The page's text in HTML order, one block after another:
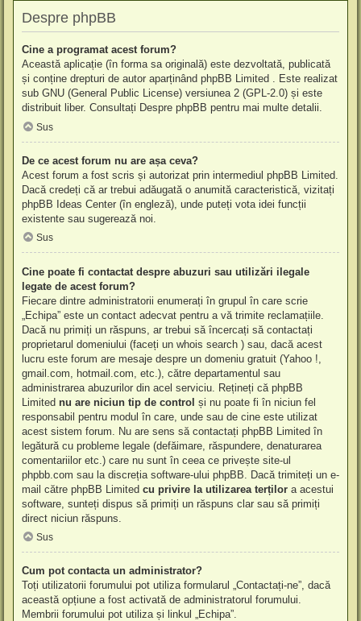
Despre phpBB
Cine a programat acest forum?
Această aplicație (în forma sa originală) este dezvoltată, publicată
și conține drepturi de autor aparținând phpBB Limited . Este realizat
sub GNU (General Public License) versiunea 2 (GPL-2.0) și este
distribuit liber. Consultați Despre phpBB pentru mai multe detalii.
Sus
De ce acest forum nu are așa ceva?
Acest forum a fost scris și autorizat prin intermediul phpBB Limited.
Dacă credeți că ar trebui adăugată o anumită caracteristică, vizitați
phpBB Ideas Center (în engleză), unde puteți vota idei funcții
existente sau sugerează noi.
Sus
Cine poate fi contactat despre abuzuri sau utilizări ilegale
legate de acest forum?
Fiecare dintre administratorii enumerați în grupul în care scrie
„Echipa” este un contact adecvat pentru a vă trimite reclamațiile.
Dacă nu primiți un răspuns, ar trebui să încercați să contactați
proprietarul domeniului (faceți un whois search ) sau, dacă acest
lucru este forum are mesaje despre un domeniu gratuit (Yahoo !,
gmail.com, hotmail.com, etc.), către departamentul sau
administrarea abuzurilor din acel serviciu. Rețineți că phpBB
Limited nu are niciun tip de control și nu poate fi în niciun fel
responsabil pentru modul în care, unde sau de cine este utilizat
acest sistem forum. Nu are sens să contactați phpBB Limited în
legătură cu probleme legale (defăimare, răspundere, denaturarea
comentariilor etc.) care nu sunt în ceea ce privește site-ul
phpbb.com sau la discreția software-ului phpBB. Dacă trimiteți un e-
mail către phpBB Limited cu privire la utilizarea terților a acestui
software, sunteți dispus să primiți un răspuns clar sau să primiți
direct niciun răspuns.
Sus
Cum pot contacta un administrator?
Toți utilizatorii forumului pot utiliza formularul „Contactați-ne”, dacă
această opțiune a fost activată de administratorul forumului.
Membrii forumului pot utiliza și linkul „Echipa”.